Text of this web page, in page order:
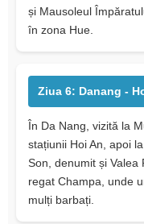
și Mausoleul
în zona Hue.
Ziua 6: Danang -
În Da Nang, vizită la
stațiunii Hoi An, apoi
Son, denumit și Valea
regat Champa, unde
mulți barbați.